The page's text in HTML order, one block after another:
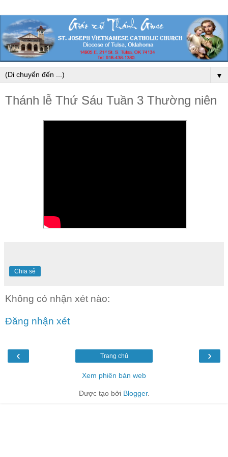
▼
Thánh lễ Thứ Sáu Tuần 3 Thường niên
Chia sẻ
Không có nhận xét nào:
Đăng nhận xét
‹ ›
Trang chủ
Xem phiên bản web
Được tạo bởi Blogger.